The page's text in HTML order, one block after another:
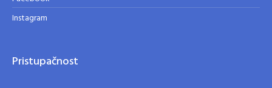
Instagram
Pristupačnost